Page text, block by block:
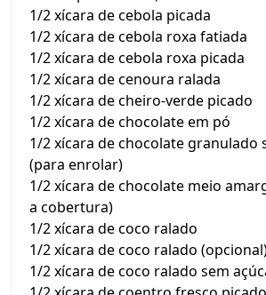
1/2 xícara de cebola picada
1/2 xícara de cebola roxa fatiada
1/2 xícara de cebola roxa picada
1/2 xícara de cenoura ralada
1/2 xícara de cheiro-verde picado
1/2 xícara de chocolate em pó
1/2 xícara de chocolate granulado
(para enrolar)
1/2 xícara de chocolate meio
a cobertura)
1/2 xícara de coco ralado
1/2 xícara de coco ralado
1/2 xícara de coco ralado sem